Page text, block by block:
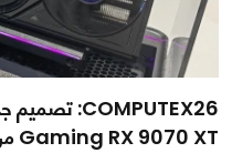
Gaming RX 9070 XT من ASRock